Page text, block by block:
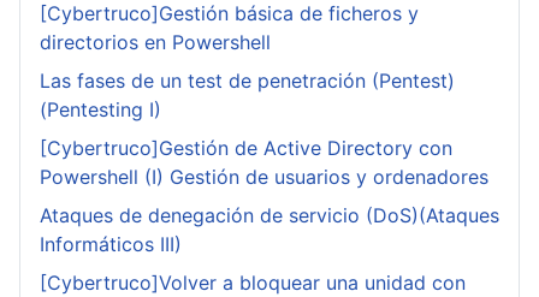
[Cybertruco]Gestión básica de ficheros y
directorios en Powershell
Las fases de un test de penetración (Pentest)
(Pentesting I)
[Cybertruco]Gestión de Active Directory con
Powershell (I) Gestión de usuarios y ordenadores
Ataques de denegación de servicio (DoS)(Ataques
Informáticos III)
[Cybertruco]Volver a bloquear una unidad con